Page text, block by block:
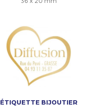
ÉTIQUETTE BIJOUTIER